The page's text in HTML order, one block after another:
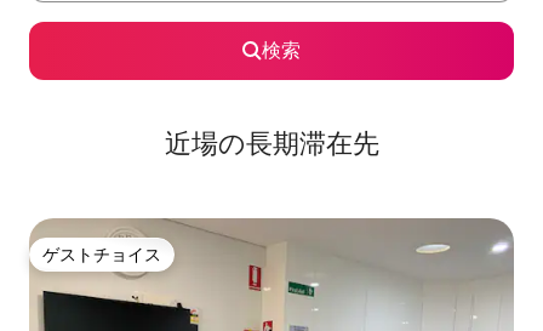
検索
近場の長期滞在先
ゲストチョイス
ゲストチョイス